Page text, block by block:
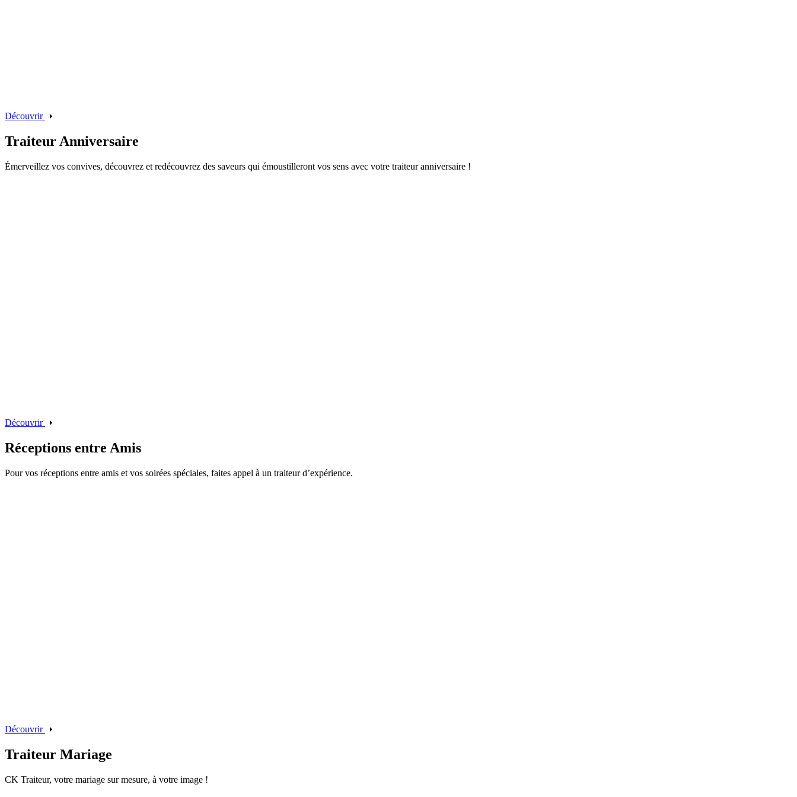
Découvrir
Traiteur Anniversaire
Émerveillez vos convives, découvrez et redécouvrez des saveurs qui émoustilleront vos sens avec votre traiteur anniversaire !
Découvrir
Réceptions entre Amis
Pour vos réceptions entre amis et vos soirées spéciales, faites appel à un traiteur d’expérience.
Découvrir
Traiteur Mariage
CK Traiteur, votre mariage sur mesure, à votre image !